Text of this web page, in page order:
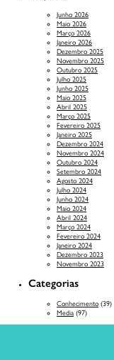
Junho 2026
Maio 2026
Março 2026
Janeiro 2026
Dezembro 2025
Novembro 2025
Outubro 2025
Julho 2025
Junho 2025
Maio 2025
Abril 2025
Março 2025
Fevereiro 2025
Janeiro 2025
Dezembro 2024
Novembro 2024
Outubro 2024
Setembro 2024
Agosto 2024
Julho 2024
Junho 2024
Maio 2024
Abril 2024
Março 2024
Fevereiro 2024
Janeiro 2024
Dezembro 2023
Novembro 2023
Categorias
Conhecimento (39)
Media (97)